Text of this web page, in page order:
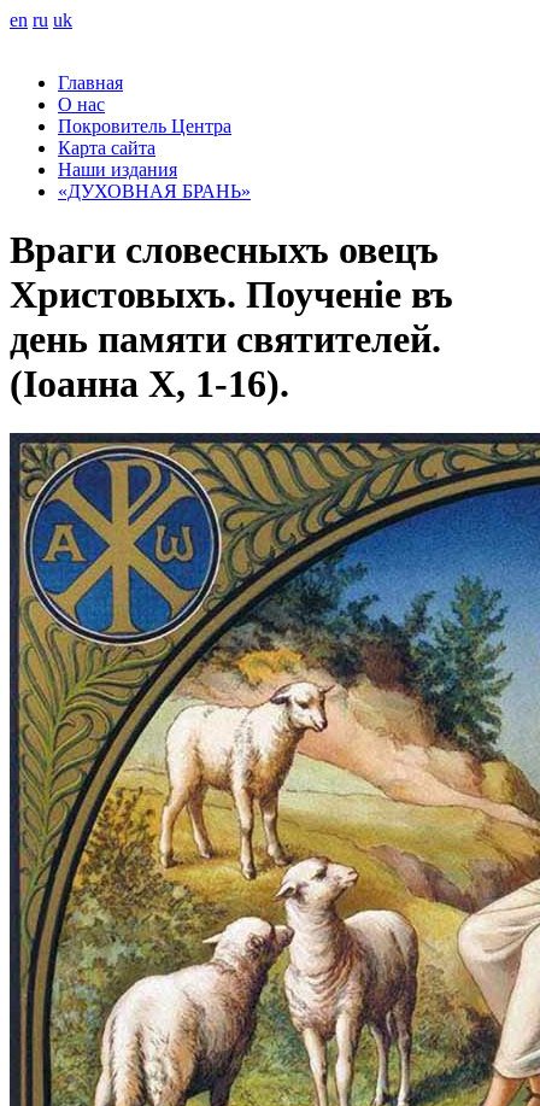
en ru uk
Главная
О нас
Покровитель Центра
Карта сайта
Наши издания
«ДУХОВНАЯ БРАНЬ»
Враги словесныхъ овецъ
Христовыхъ. Поученіе въ
день памяти святителей.
(Іоанна X, 1-16).